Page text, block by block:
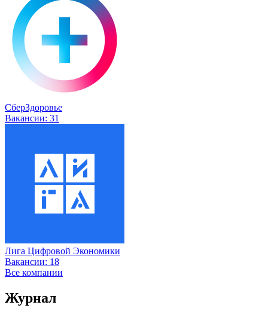
СберЗдоровье
Вакансии: 31
Лига Цифровой Экономики
Вакансии: 18
Все компании
Журнал